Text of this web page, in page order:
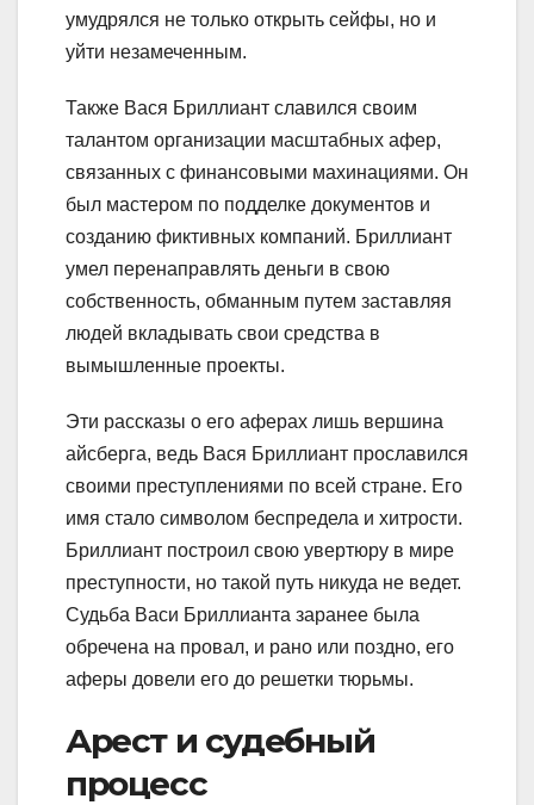
умудрялся не только открыть сейфы, но и
уйти незамеченным.
Также Вася Бриллиант славился своим
талантом организации масштабных афер,
связанных с финансовыми махинациями. Он
был мастером по подделке документов и
созданию фиктивных компаний. Бриллиант
умел перенаправлять деньги в свою
собственность, обманным путем заставляя
людей вкладывать свои средства в
вымышленные проекты.
Эти рассказы о его аферах лишь вершина
айсберга, ведь Вася Бриллиант прославился
своими преступлениями по всей стране. Его
имя стало символом беспредела и хитрости.
Бриллиант построил свою увертюру в мире
преступности, но такой путь никуда не ведет.
Судьба Васи Бриллианта заранее была
обречена на провал, и рано или поздно, его
аферы довели его до решетки тюрьмы.
Арест и судебный
процесс